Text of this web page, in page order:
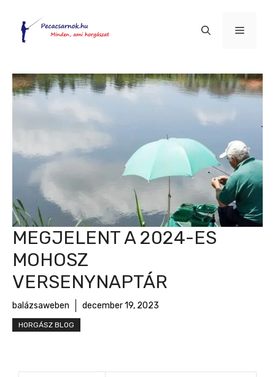
tartalomba
Menü
MEGJELENT A 2024-ES
MOHOSZ
VERSENYNAPTÁR
balázsaweben december 19, 2023
HORGÁSZ BLOG